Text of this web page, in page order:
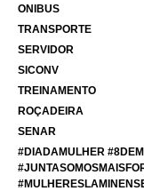
ONIBUS
TRANSPORTE
SERVIDOR
SICONV
TREINAMENTO
ROÇADEIRA
SENAR
#DIADAMULHER